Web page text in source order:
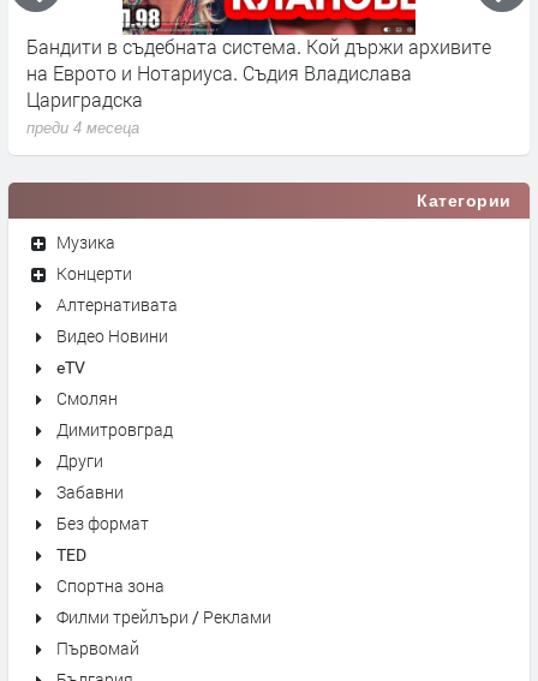
Бандити в съдебната система. Кой държи архивите
на Еврото и Нотариуса. Съдия Владислава
Цариградска
преди 4 месеца
Категории
Музика
Концерти
Алтернативата
Видео Новини
eTV
Смолян
Димитровград
Други
Забавни
Без формат
TED
Спортна зона
Филми трейлъри / Реклами
Първомай